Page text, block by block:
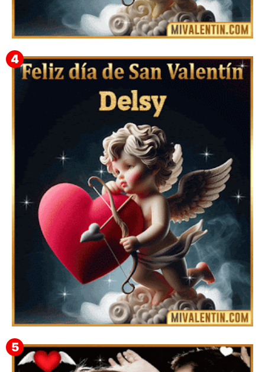
Feliz San Valentín Eudocia